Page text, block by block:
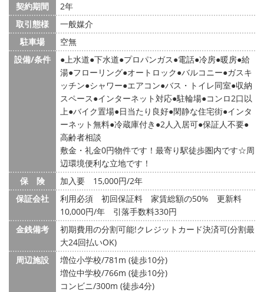
契約期間
2年
取引態様
一般媒介
駐車場
空無
設備/条件
上水道 下水道 プロパンガス 電話 冷房 暖房 給
湯 フローリング オートロック バルコニー ガスキ
ッチン シャワー エアコン バス・トイレ同室 収納
スペース インターネット対応 駐輪場 コンロ2口以
上 バイク置場 日当たり良好 閑静な住宅街 インタ
ーネット無料 冷蔵庫付き 2人入居可 保証人不要
高齢者相談
敷金・礼金0円物件です！最寄り駅徒歩圏内です☆周
辺環境便利な立地です！
保 険
加入要 15,000円/2年
保証会社
利用必須 初回保証料 家賃総額の50% 更新料
10,000円/年 引落手数料330円
金銭備考
初期費用の分割可能!クレジットカード決済可(分割最
大24回払いOK)
周辺施設
増位小学校/781m (徒歩10分)
増位中学校/766m (徒歩10分)
コンビニ/300m (徒歩4分)